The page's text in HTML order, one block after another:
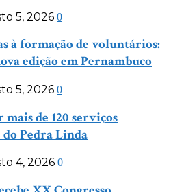
5, 2026 0
à formação de voluntários:
edição em Pernambuco
5, 2026 0
de 120 serviços
Pedra Linda
4, 2026 0